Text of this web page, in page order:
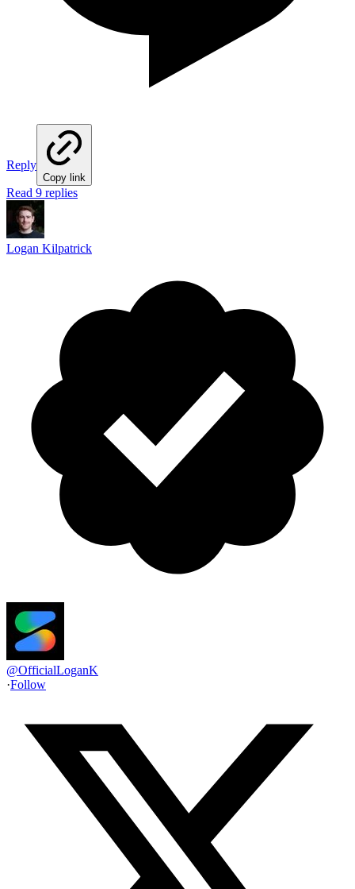
Reply
Copy link
Read 9 replies
Logan Kilpatrick
@OfficialLoganK
·Follow